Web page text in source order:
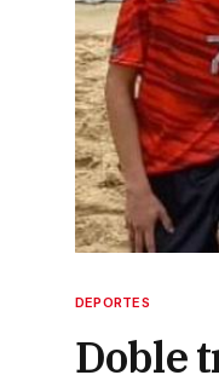
DEPORTES
Doble